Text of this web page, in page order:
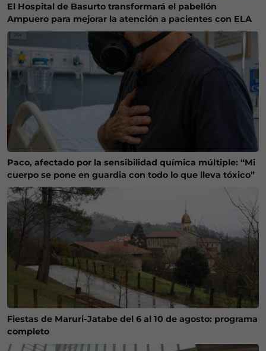
El Hospital de Basurto transformará el pabellón
Ampuero para mejorar la atención a pacientes con ELA
Paco, afectado por la sensibilidad química múltiple: “Mi
cuerpo se pone en guardia con todo lo que lleva tóxico”
Fiestas de Maruri-Jatabe del 6 al 10 de agosto: programa
completo